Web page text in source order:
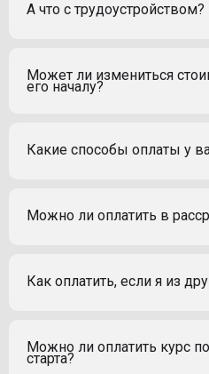
А что с трудоустройством?
Может ли измениться
его началу?
Какие способы оплаты у
Можно ли оплатить в
Как оплатить, если я из
Можно ли оплатить курс
старта?